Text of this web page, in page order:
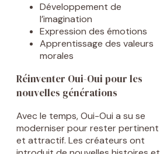
Développement de
l’imagination
Expression des émotions
Apprentissage des valeurs
morales
Réinventer Oui-Oui pour les
nouvelles générations
Avec le temps, Oui-Oui a su se
moderniser pour rester pertinent
et attractif. Les créateurs ont